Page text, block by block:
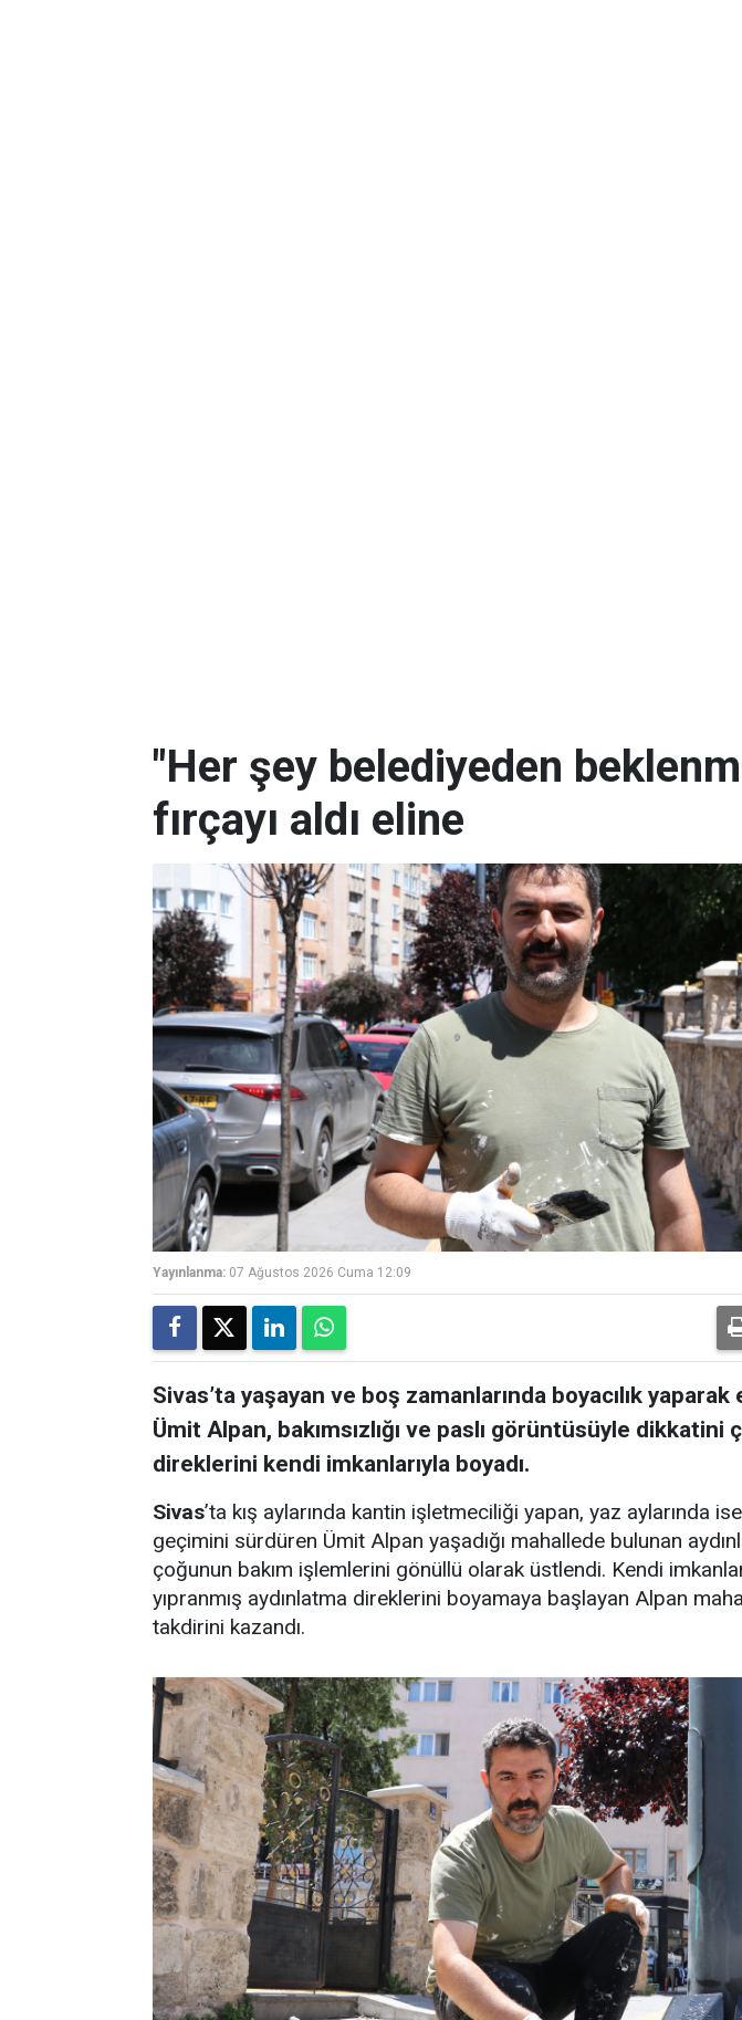
"Her şey belediyeden
fırçayı aldı eline
Yayınlanma: 07 Ağustos 2026 Cuma 12:09
Sivas’ta yaşayan ve boş zamanlarında boyacılık
Ümit Alpan, bakımsızlığı ve paslı görüntüsüyle dikkatini
direklerini kendi imkanlarıyla boyadı.
Sivas’ta kış aylarında kantin işletmeciliği yapan, yaz aylarında
geçimini sürdüren Ümit Alpan yaşadığı mahallede bulunan
çoğunun bakım işlemlerini gönüllü olarak üstlendi. Kendi
yıpranmış aydınlatma direklerini boyamaya başlayan Alpan
takdirini kazandı.